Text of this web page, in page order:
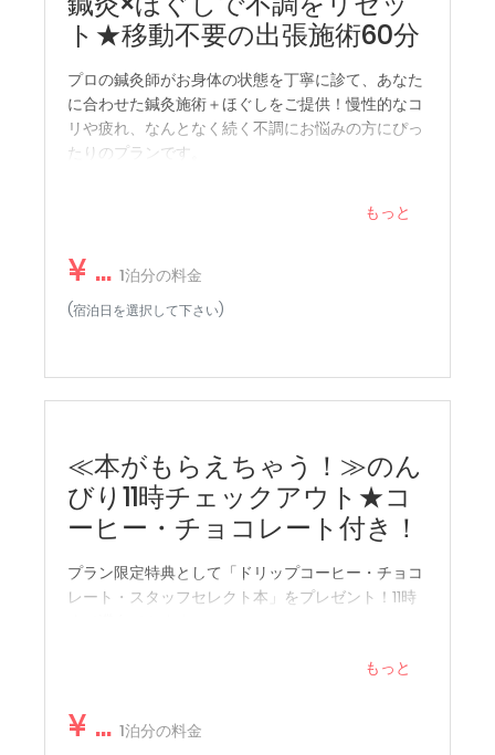
ドライヤー
ヘアアイロン（ストレート）
電気ケトル
★アメニティ★
ハミガキセット、カミソリ、ヘアブラシ、綿棒、ティーバ
バスタオル、フェイスタオル、ナイトウェア、室内用スリ
テレビ
エアコン
ハンガー
必需品（タオル、シーツ、石鹸、トイレットペーパ
ワイヤレスインターネット
ト★移動不要の出張施術60分
プロの鍼灸師がお身体の状態を丁寧に診て、あなた
に合わせた鍼灸施術＋ほぐしをご提供！慢性的なコ
リや疲れ、なんとなく続く不調にお悩みの方にぴっ
たりのプランです。
もっと
¥ ... 1泊分の料金
(宿泊日を選択して下さい)
≪本がもらえちゃう！≫のん
びり11時チェックアウト★コ
ーヒー・チョコレート付き！
プラン限定特典として「ドリップコーヒー・チョコ
レート・スタッフセレクト本」をプレゼント！11時
もっと
¥ ... 1泊分の料金